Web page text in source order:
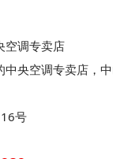
空调专卖店
中央空调专卖店，
号